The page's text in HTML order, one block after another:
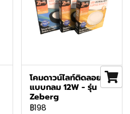
โคมดาวน์ไลท์ติดลอย
แบบกลม 12W - รุ่น
Zeberg
฿198